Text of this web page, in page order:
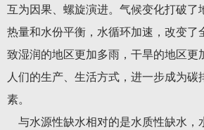
互为因果、螺旋演进。气候变化打破了
热量和水份平衡，水循环加速，改变了
致湿润的地区更加多雨，干旱的地区更
人们的生产、生活方式，进一步成为碳
素。
与水源性缺水相对的是水质性缺水，